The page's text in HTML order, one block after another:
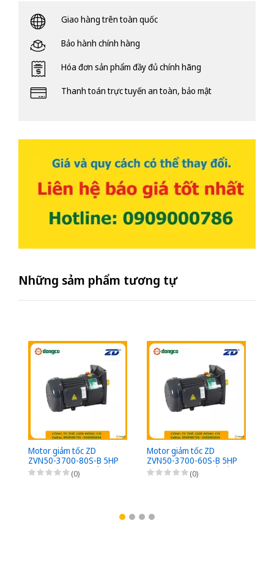
Giao hàng trên toàn quốc
Bảo hành chính hàng
Hóa đơn sản phẩm đầy đủ chính hãng
Thanh toán trực tuyến an toàn, bảo mật
Những sảm phẩm tương tự
Motor giảm tốc ZD
ZVN50-3700-80S-B 5HP
(3,7kW) - 1/80 - kiểu lắp
Mặt bích 3 Pha
(0)
Motor giảm tốc ZD
ZVN50-3700-60S-B 5HP
(3,7kW) - 1/60 - kiểu lắp
Mặt bích 3 Pha
lưu nhanh từ AC sang
(0)